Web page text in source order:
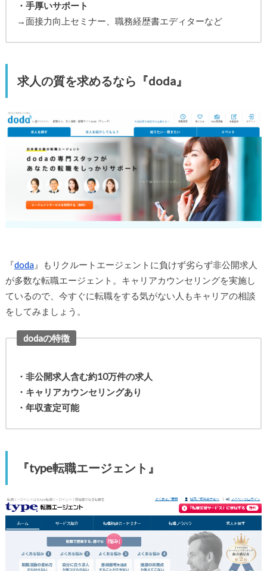
・手厚いサポート
→面接力向上セミナー、職務経歴書エディターなど
求人の質を求めるなら『doda』
『doda』もリクルートエージェントに負けず劣らず非公開求人
が多数な転職エージェント。キャリアカウンセリングを実施し
ているので、今すぐに転職をする気がない人もキャリアの相談
をしてみましょう。
dodaの特徴
・非公開求人含む約10万件の求人
・キャリアカウンセリングあり
・年収査定可能
『type転職エージェント』